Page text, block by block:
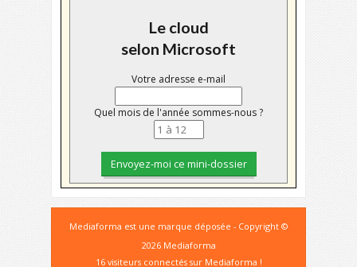
Le cloud
selon Microsoft
Votre adresse e-mail
Quel mois de l'année sommes-nous ?
Mediaforma est une marque déposée - Copyright ©
2026 Mediaforma
16 visiteurs connectés sur Mediaforma !